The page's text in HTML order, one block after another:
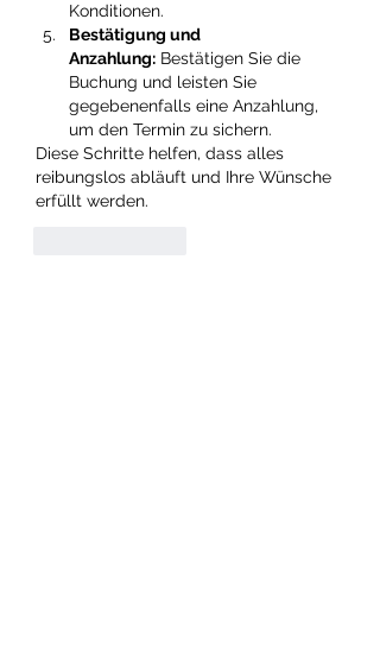
Konditionen.
Bestätigung und
Anzahlung: Bestätigen Sie die
Buchung und leisten Sie
gegebenenfalls eine Anzahlung,
um den Termin zu sichern.
Diese Schritte helfen, dass alles
reibungslos abläuft und Ihre Wünsche
erfüllt werden.